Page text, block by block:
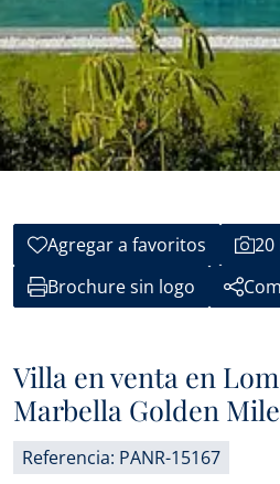
Agregar a favoritos 20
Brochure sin logo
Villa en venta en
Marbella Golden Mile
Referencia: PANR-15167